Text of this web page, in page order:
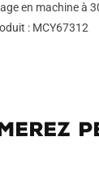
en machine à
: MCY67312